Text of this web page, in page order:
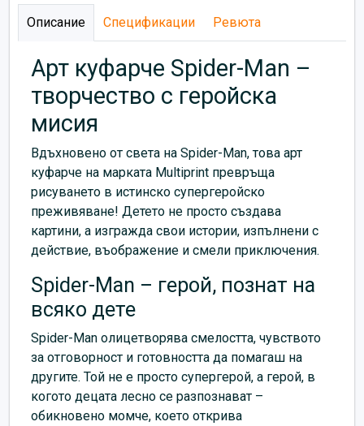
Описание Спецификации Ревюта
Арт куфарче Spider-Man –
творчество с геройска
мисия
Вдъхновено от света на Spider-Man, това арт
куфарче на марката Multiprint превръща
рисуването в истинско супергеройско
преживяване! Детето не просто създава
картини, а изгражда свои истории, изпълнени с
действие, въображение и смели приключения.
Spider-Man – герой, познат на
всяко дете
Spider-Man олицетворява смелостта, чувството
за отговорност и готовността да помагаш на
другите. Той не е просто супергерой, а герой, в
когото децата лесно се разпознават –
обикновено момче, което открива